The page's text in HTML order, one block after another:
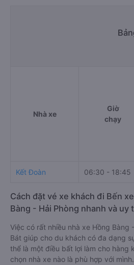
Nhà xe
Giờ
chạy
Kết Đoàn 06:30 - 18:45
Cách đặt vé xe khách đi Bến
Bàng - Hải Phòng nhanh và uy
Việc có rất nhiều nhà xe Hồng Bàng
Bát giúp cho du khách có đa dạng
thể là một điều bất lợi làm cho hàng
chọn nhà xe nào là phù hợp với